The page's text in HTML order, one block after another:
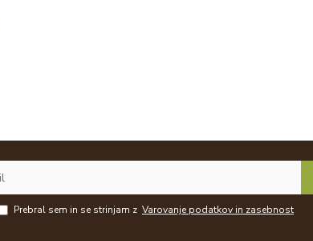
Prebral sem in se strinjam z Varovanje podatkov in zasebnost